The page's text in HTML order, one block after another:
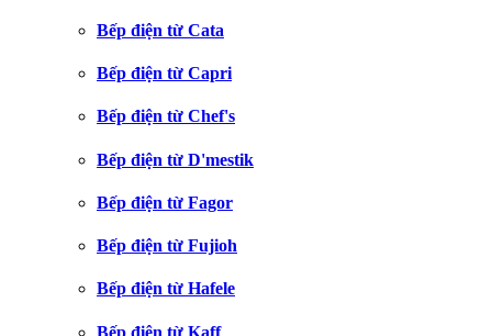
Bếp điện từ Cata
Bếp điện từ Capri
Bếp điện từ Chef's
Bếp điện từ D'mestik
Bếp điện từ Fagor
Bếp điện từ Fujioh
Bếp điện từ Hafele
Bếp điện từ Kaff